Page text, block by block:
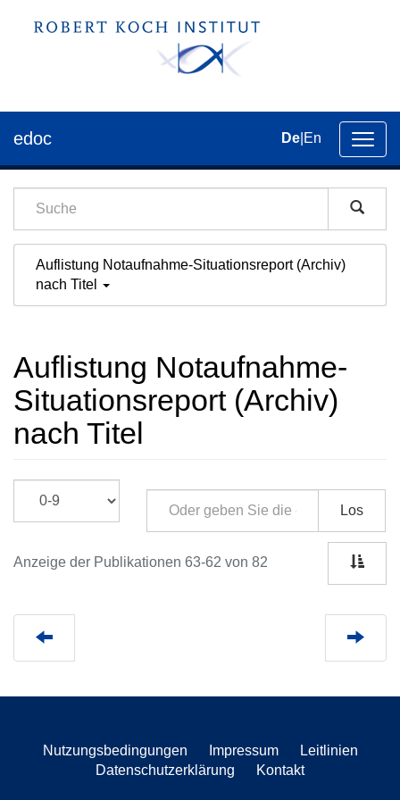
der
edoc De En
Auflistung Notaufnahme-Situationsreport (Archiv)
nach Titel
Auflistung Notaufnahme-
Situationsreport (Archiv)
nach Titel
Los
Anzeige der Publikationen 63-62 von 82
Nutzungsbedingungen Impressum
Leitlinien
Datenschutzerklärung
Kontakt